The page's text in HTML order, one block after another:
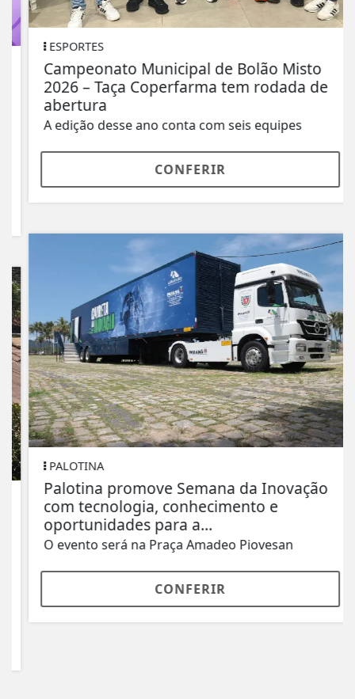
ESPORTES
Campeonato Municipal de Bolão Misto
2026 – Taça Coperfarma tem rodada de
abertura
A edição desse ano conta com seis equipes
CONFERIR
PALOTINA
Palotina promove Semana da Inovação
com tecnologia, conhecimento e
oportunidades para a...
O evento será na Praça Amadeo Piovesan
CONFERIR